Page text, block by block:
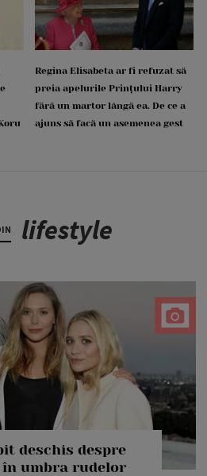
Regina Elisabeta ar fi refuzat să
preia apelurile Prințului Harry
fără un martor lângă ea. De ce a
ajuns să facă un asemenea gest
lifestyle
deschis despre
umbra rudelor